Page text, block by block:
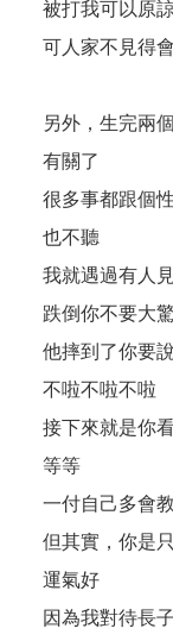
被打我可以原
可人家不見得
另外，生完兩
有關了
很多事都跟個
也不聽
我就遇過有人
跌倒你不要大
他摔到了你要
不啦不啦不啦
接下來就是你
等等
一付自己多會
但其實，你是
運氣好
因為我對待長